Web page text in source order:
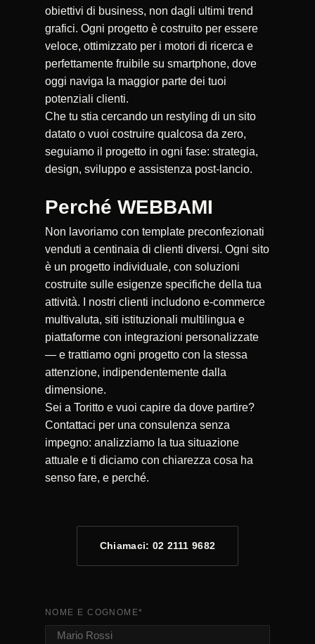
obiettivi di business, non dagli ultimi trend
grafici. Ogni progetto è costruito per essere
veloce, ottimizzato per i motori di ricerca e
perfettamente fruibile su smartphone, dove
oggi naviga la maggior parte dei tuoi
potenziali clienti.
Che tu stia cercando un restyling di un sito
datato o vuoi costruire qualcosa da zero,
seguiamo il progetto in ogni fase: strategia,
design, sviluppo e assistenza post-lancio.
Perché WEBBAMI
Non lavoriamo con template preconfezionati
venduti a centinaia di clienti diversi. Ogni sito
è un progetto individuale, con soluzioni
costruite sulle esigenze specifiche della tua
attività. I nostri clienti includono e-commerce
multivaluta, siti istituzionali multilingua e
piattaforme con integrazioni personalizzate
— e trattiamo ogni progetto con la stessa
attenzione, indipendentemente dalla
dimensione.
Sei a Toritto e vuoi capire da dove partire?
Contattaci per una consulenza senza
impegno: analizziamo la tua situazione
attuale e ti diciamo con chiarezza cosa ha
senso fare, e perché.
Chiamaci: 02 2111 9682
NOME E COGNOME*